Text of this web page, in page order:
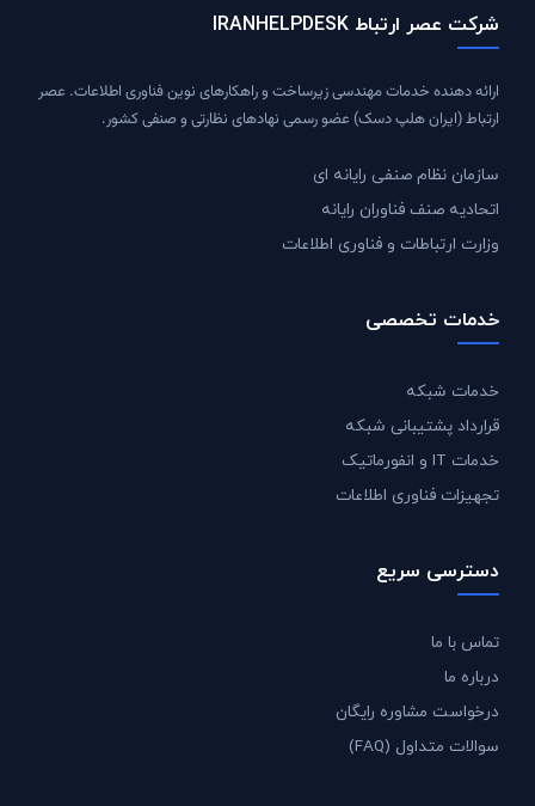
شرکت عصر ارتباط IRANHELPDESK
ارائه دهنده خدمات مهندسی زیرساخت و راهکارهای نوین فناوری اطلاعات. عصر
ارتباط (ایران هلپ دسک) عضو رسمی نهادهای نظارتی و صنفی کشور.
سازمان نظام صنفی رایانه ای
اتحادیه صنف فناوران رایانه
وزارت ارتباطات و فناوری اطلاعات
خدمات تخصصی
خدمات شبکه
قرارداد پشتیبانی شبکه
خدمات IT و انفورماتیک
تجهیزات فناوری اطلاعات
دسترسی سریع
تماس با ما
درباره ما
درخواست مشاوره رایگان
سوالات متداول (FAQ)